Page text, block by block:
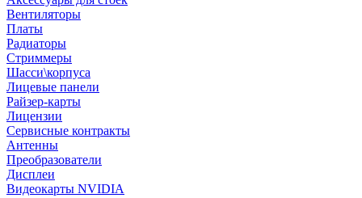
Вентиляторы
Платы
Радиаторы
Стриммеры
Шасси\корпуса
Лицевые панели
Райзер-карты
Лицензии
Сервисные контракты
Антенны
Преобразователи
Дисплеи
Видеокарты NVIDIA